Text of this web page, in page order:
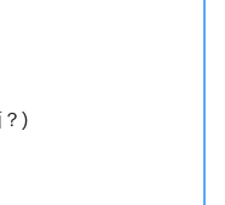
)